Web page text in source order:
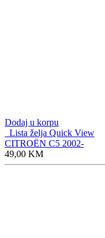
Dodaj u korpu
Lista želja Quick View
CITROËN C5 2002-
49,00 KM